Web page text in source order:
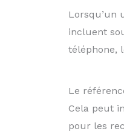
Lorsqu’un
incluent
téléphone,
Le
Cela peut
pour les